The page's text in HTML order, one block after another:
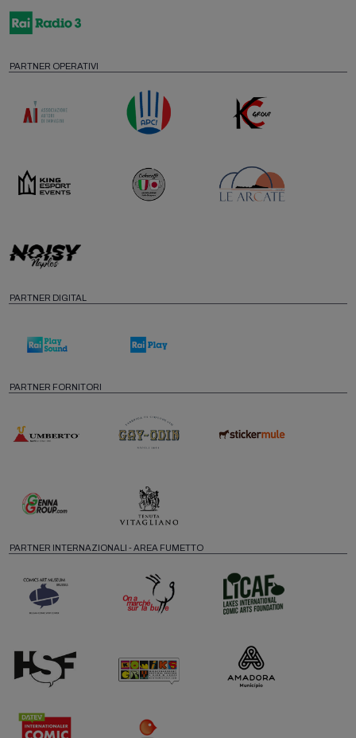
PARTNER OPERATIVI
PARTNER DIGITAL
PARTNER FORNITORI
PARTNER INTERNAZIONALI - AREA FUMETTO